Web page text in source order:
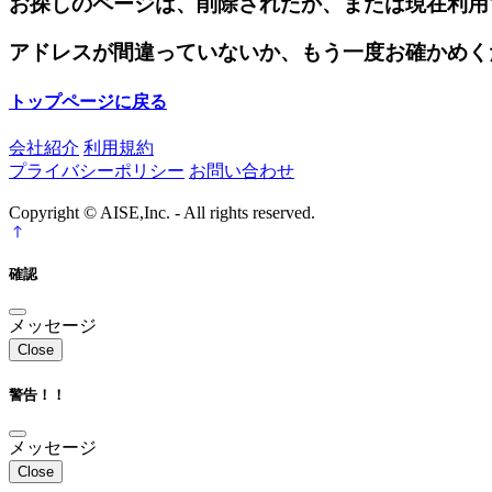
アドレスが間違っていないか、もう一度お確かめ
トップページに戻る
会社紹介 利用規約
プライバシーポリシー お問い合わせ
Copyright © AISE,Inc. - All rights reserved.
確認
メッセージ
Close
警告！！
メッセージ
Close